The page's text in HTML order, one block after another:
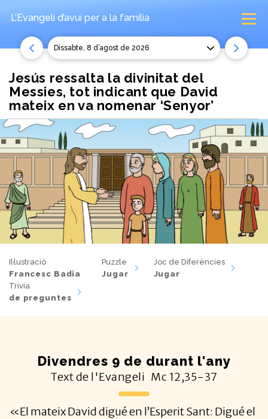
L’Evangeli d’avui per a la família
dissabte, 8 d’agost de 2026
Jesús ressalta la divinitat del
Messies, tot indicant que David
mateix en va nomenar ‘Senyor’
Il·lustració
Francesc Badia
Puzzle
Jugar
Joc de Diferències
Jugar
Trivia
de preguntes
Divendres 9 de durant l'any
Text de l'Evangeli Mc 12,35-37
«El mateix David digué en l’Esperit Sant: Digué el